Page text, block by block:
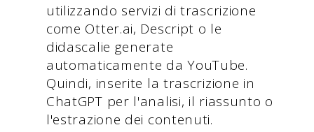
utilizzando servizi di trascrizione
come Otter.ai, Descript o le
didascalie generate
automaticamente da YouTube.
Quindi, inserite la trascrizione in
ChatGPT per l'analisi, il riassunto o
l'estrazione dei contenuti.